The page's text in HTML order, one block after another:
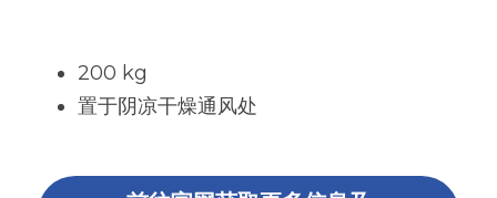
200 kg
置于阴凉干燥通风处